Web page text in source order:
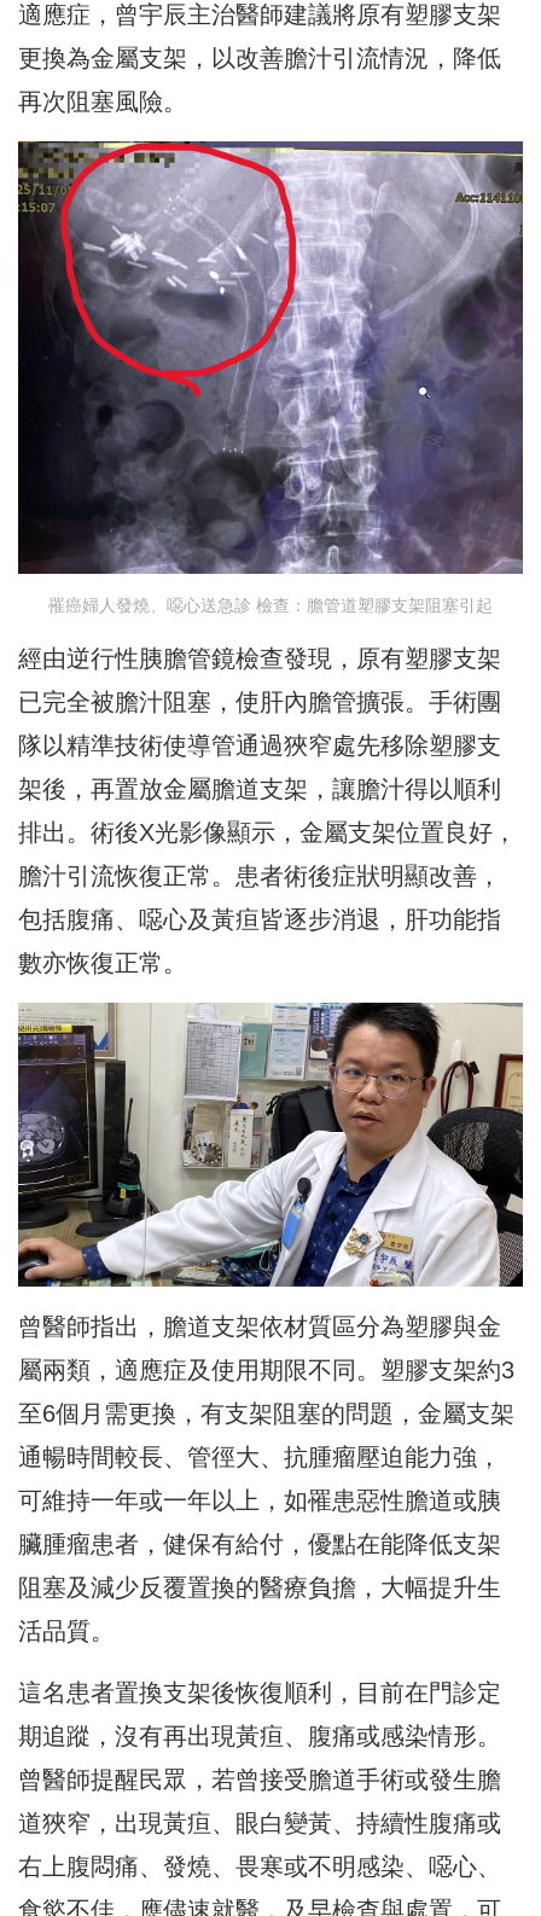
適應症，曾宇辰主治醫師建議將原有塑膠支架
更換為金屬支架，以改善膽汁引流情況，降低
再次阻塞風險。
罹癌婦人發燒、噁心送急診 檢查：膽管道塑膠支架阻塞引起
經由逆行性胰膽管鏡檢查發現，原有塑膠支架
已完全被膽汁阻塞，使肝內膽管擴張。手術團
隊以精準技術使導管通過狹窄處先移除塑膠支
架後，再置放金屬膽道支架，讓膽汁得以順利
排出。術後X光影像顯示，金屬支架位置良好，
膽汁引流恢復正常。患者術後症狀明顯改善，
包括腹痛、噁心及黃疸皆逐步消退，肝功能指
數亦恢復正常。
曾醫師指出，膽道支架依材質區分為塑膠與金
屬兩類，適應症及使用期限不同。塑膠支架約3
至6個月需更換，有支架阻塞的問題，金屬支架
通暢時間較長、管徑大、抗腫瘤壓迫能力強，
可維持一年或一年以上，如罹患惡性膽道或胰
臟腫瘤患者，健保有給付，優點在能降低支架
阻塞及減少反覆置換的醫療負擔，大幅提升生
活品質。
這名患者置換支架後恢復順利，目前在門診定
期追蹤，沒有再出現黃疸、腹痛或感染情形。
曾醫師提醒民眾，若曾接受膽道手術或發生膽
道狹窄，出現黃疸、眼白變黃、持續性腹痛或
右上腹悶痛、發燒、畏寒或不明感染、噁心、
食慾不佳，應儘速就醫，及早檢查與處置，可